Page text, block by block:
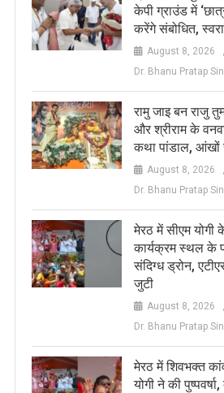
केपी ग्राउंड में
करेंगे संबोधित,
August 8, 2026
Dr. Bhanu Pratap
रामु जाइ बन राजु
और श्रीराम के
कथा पांडाल, आंखों
August 8, 2026
Dr. Bhanu Pratap
मेरठ में सीएम
कार्यक्रम स्थल के
संदिग्ध ड्रोन,
जुटी
August 8, 2026
Dr. Bhanu Pratap
मेरठ में शिवभक्त
योगी ने की